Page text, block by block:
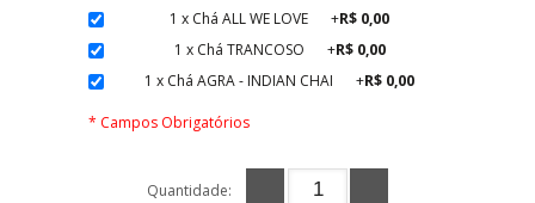
1 x Chá ALL WE LOVE
+R$ 0,00
1 x Chá TRANCOSO
+R$ 0,00
1 x Chá AGRA - INDIAN CHAI
+R$ 0,00
* Campos Obrigatórios
Quantidade: